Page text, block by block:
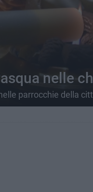
nelle
parrocchie della